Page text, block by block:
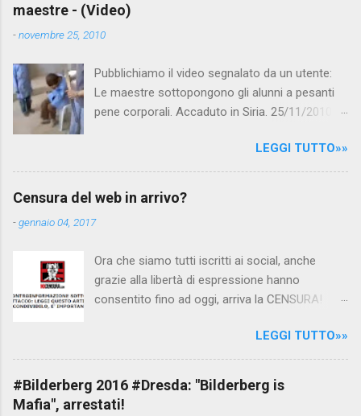
n
t
maestre - (Video)
-novembre 25, 2010
Pubblichiamo il video segnalato da un utente:
Le maestre sottopongono gli alunni a pesanti
pene corporali. Accaduto in Siria. 25/11/2010
Canale 5 "Forum" si è interessato al caso,
interpellando prontamente l'ambasciata siriana,
per fare luce sulla vicenda: è emerso che il
scuola. LEGGI IL SERVIZIO . staff
nocensura.com Condividi su Facebook
LEGGI TUTTO»»
Censura del web in arrivo?
-gennaio 04, 2017
Ora che siamo tutti iscritti ai social, anche
grazie alla libertà di espressione hanno
consentito fino ad oggi, arriva la CENSURA!
politica rispediti al mittente dai cittadini - perché
censurare avrebbe fatto perdere troppi
consensi ai vari governi - la CENSURA potrebbe
arrivare dall'Antitrust, ovvero l' Autorità garante
LEGGI TUTTO»»
#Bilderberg 2016 #Dresda: "Bilderberg is
Mafia", arrestati!